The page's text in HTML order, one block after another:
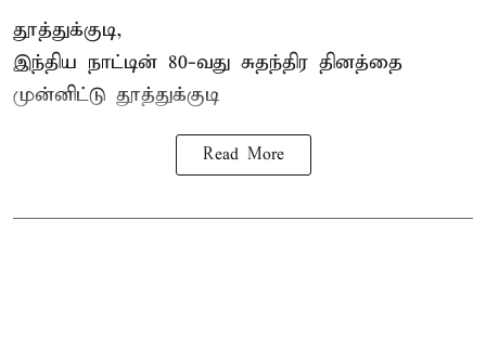
தூத்துக்குடி,
இந்திய நாட்டின் 80-வது சுதந்திர தினத்தை
முன்னிட்டு தூத்துக்குடி
Read More